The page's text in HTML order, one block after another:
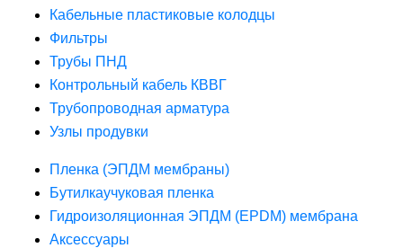
Кабельные пластиковые колодцы
Фильтры
Трубы ПНД
Контрольный кабель КВВГ
Трубопроводная арматура
Узлы продувки
Пленка (ЭПДМ мембраны)
Бутилкаучуковая пленка
Гидроизоляционная ЭПДМ (EPDM) мембрана
Аксессуары